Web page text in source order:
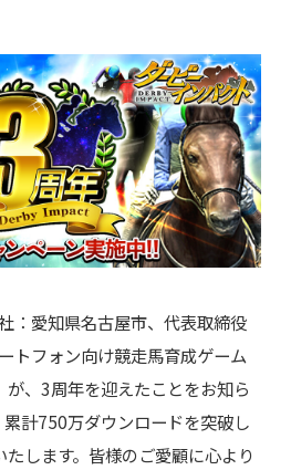
：愛知県名古屋市、代表取締役
トフォン向け競走馬育成ゲーム
が、3周年を迎えたことをお知ら
計750万ダウンロードを突破し
します。皆様のご愛顧に心より